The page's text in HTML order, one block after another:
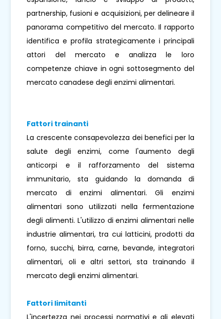
partnership, fusioni e acquisizioni, per delineare il
panorama competitivo del mercato. Il rapporto
identifica e profila strategicamente i principali
attori del mercato e analizza le loro
competenze chiave in ogni sottosegmento del
mercato canadese degli enzimi alimentari.
Fattori trainanti
La crescente consapevolezza dei benefici per la
salute degli enzimi, come l'aumento degli
anticorpi e il rafforzamento del sistema
immunitario, sta guidando la domanda di
mercato di enzimi alimentari. Gli enzimi
alimentari sono utilizzati nella fermentazione
degli alimenti. L'utilizzo di enzimi alimentari nelle
industrie alimentari, tra cui latticini, prodotti da
forno, succhi, birra, carne, bevande, integratori
alimentari, oli e altri settori, sta trainando il
mercato degli enzimi alimentari.
Fattori limitanti
L'incertezza nei processi normativi e gli elevati